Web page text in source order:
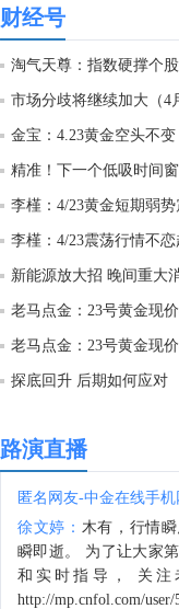
欢迎查看今日快讯信息
09:00:03
08:44:10
财经号
市场分歧将继续加大（4
金宝：4.23黄金空头不变
精准！下一个低吸时间窗
新能源放大招 晚间重大
探底回升 后期如何应对
路演直播
匿名网友-中金在线手机
徐文婷： 木有，行情
瞬即逝。 为了让大家
和实时指导， 关注
http://mp.cnfol.com/user/